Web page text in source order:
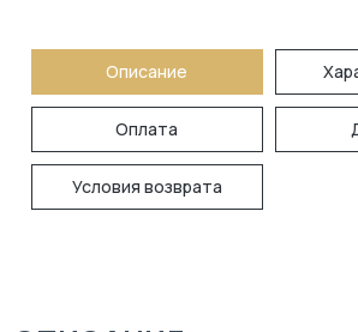
Описание
Оплата
Условия возврата